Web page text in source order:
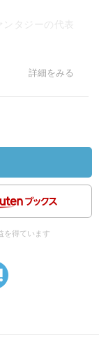
タジーの代表
詳細をみる
を得ています